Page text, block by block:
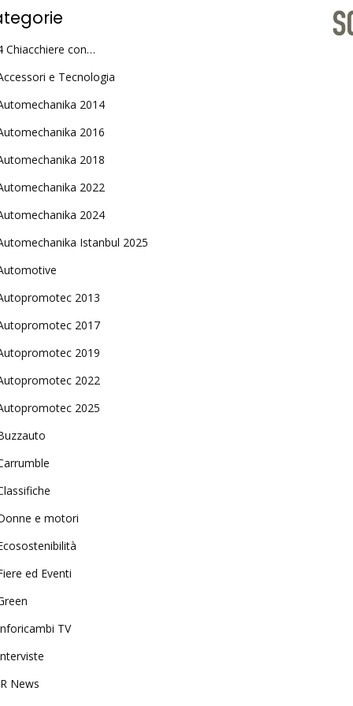
Chiacchiere con…
e Tecnologia
2014
2016
2018
2022
2024
Istanbul 2025
2013
2017
2019
2022
2025
e motori
ed Eventi
TV
News